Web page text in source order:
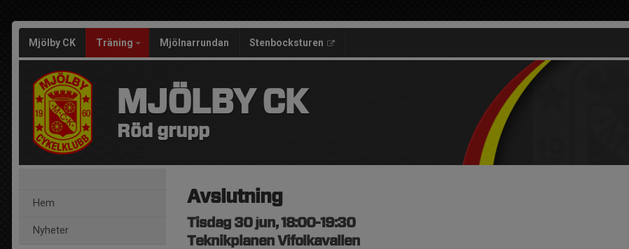
Mjölby CK Träning Mjölnarrundan Stenbocksturen
MJÖLBY CK
Röd grupp
Hem
Nyheter
Avslutning
Tisdag 30 jun, 18:00-19:30
Teknikplanen Vifolkavallen